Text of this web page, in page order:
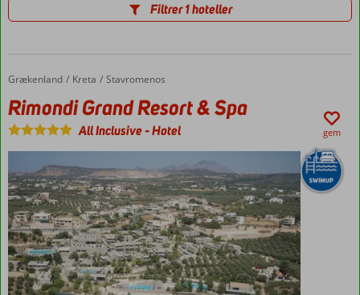
Filtrer 1 hoteller
Forside
Grækenland Kreta Stavromenos
Rimondi Grand Resort & Spa
Rimondi Grand Resort & Spa
All Inclusive-Hotel gem